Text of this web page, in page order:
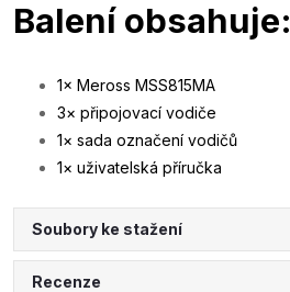
Balení obsahuje:
1× Meross MSS815MA
3× připojovací vodiče
1× sada označení vodičů
1× uživatelská příručka
Soubory ke stažení
Recenze